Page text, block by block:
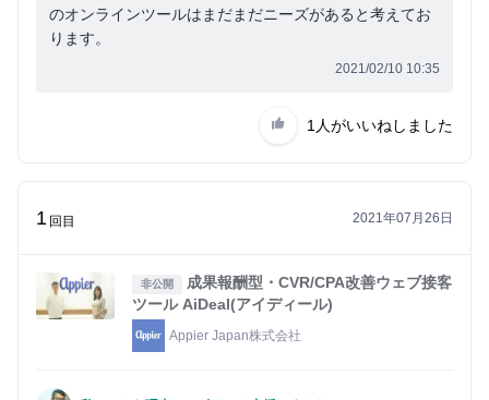
のオンラインツールはまだまだニーズがあると考えてお
ります。
2021/02/10 10:35
1人がいいねしました
1 回目 2021年07月26日
非公開
成果報酬型・CVR/CPA改善ウェブ接客
ツール AiDeal(アイディール)
Appier Japan株式会社